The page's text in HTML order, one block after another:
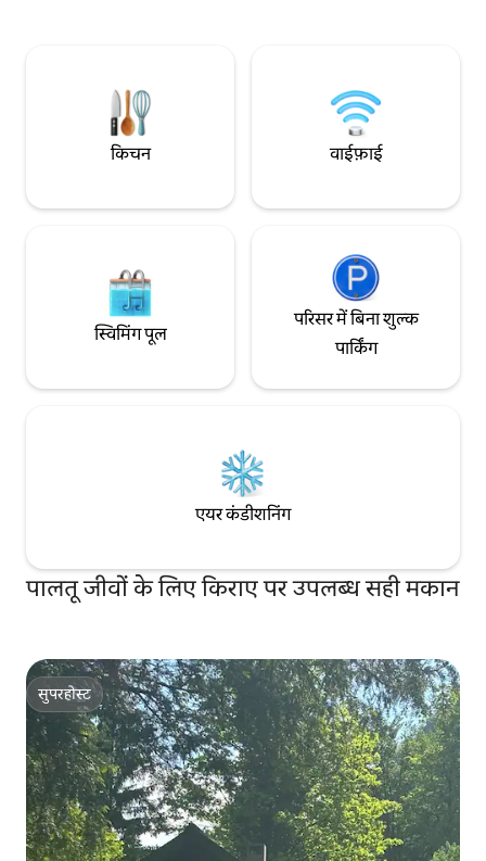
किचन वाईफ़ाई
स्विमिंग पूल
परिसर में बिना शुल्क
पार्किंग
एयर कंडीशनिंग
पालतू जीवों के लिए किराए पर उपलब्ध सही मकान
सुपरहोस्ट
सुपरहोस्ट